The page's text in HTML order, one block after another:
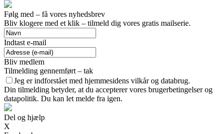
Følg med – få vores nyhedsbrev
Bliv klogere med et klik – tilmeld dig vores gratis mailserie.
Indtast e-mail
Bliv medlem
Tilmelding gennemført – tak
Jeg er indforstået med hjemmesidens vilkår og databrug.
Din tilmelding betyder, at du accepterer vores brugerbetingelser og
datapolitik. Du kan let melde fra igen.
Del og hjælp
X